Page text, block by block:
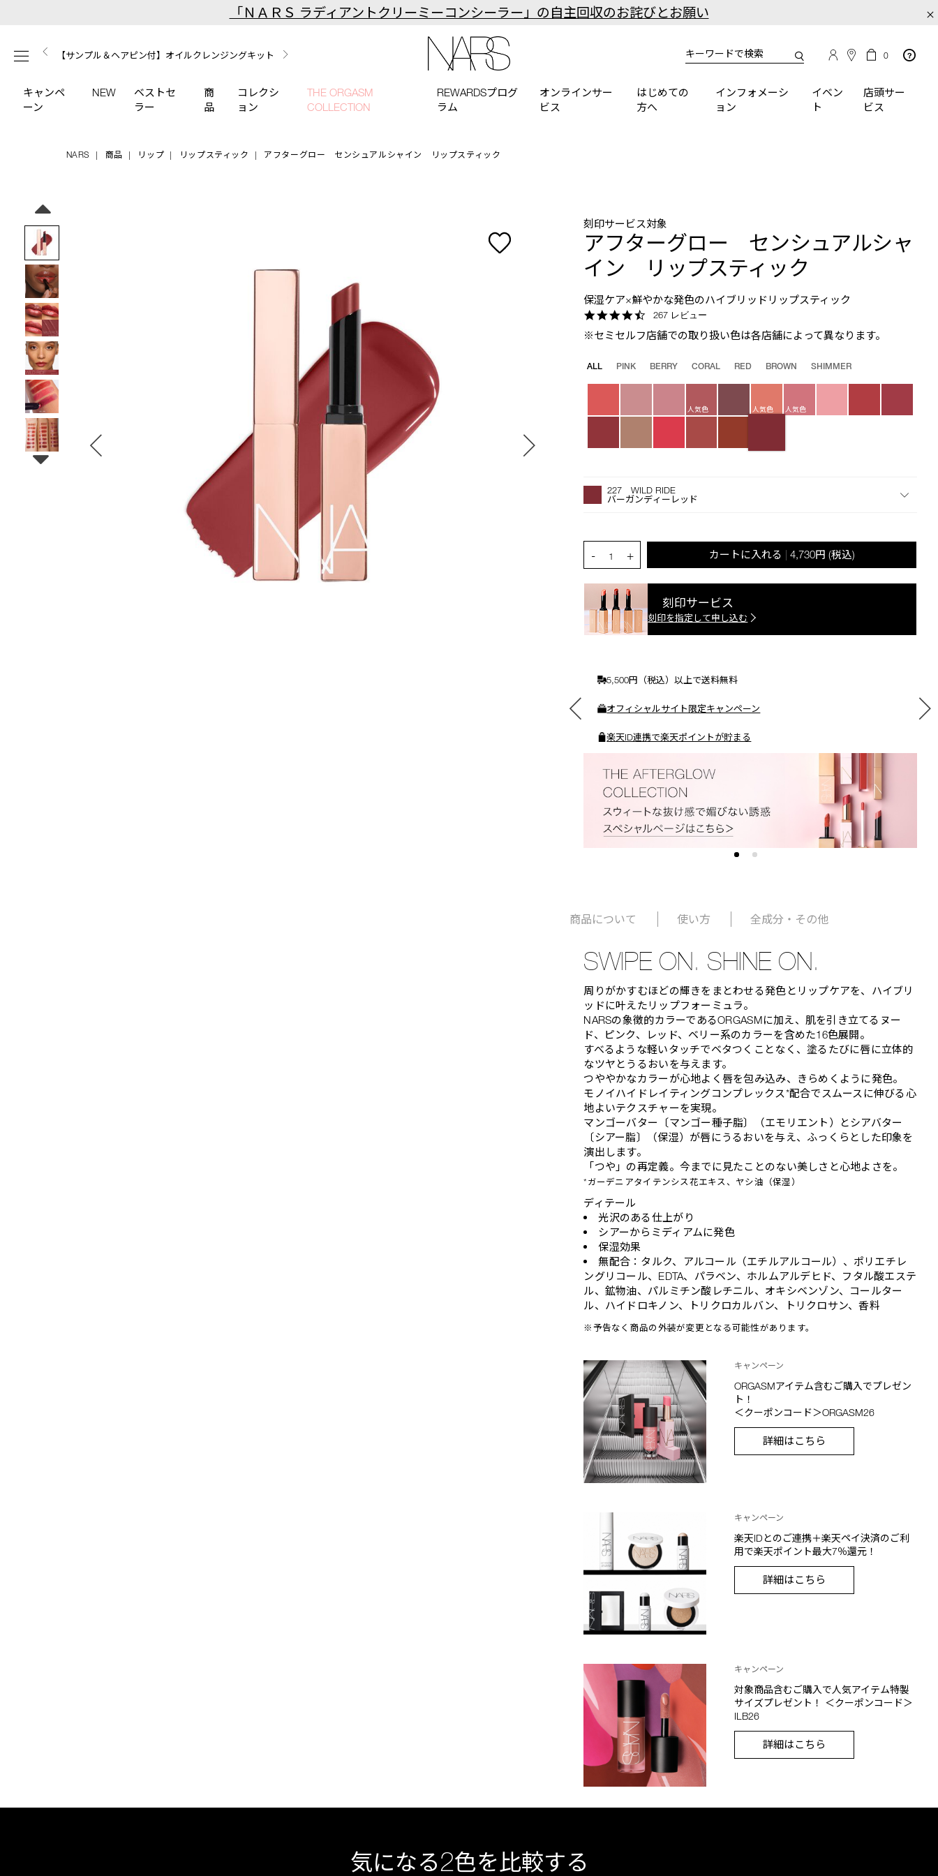
content
×
「ＮＡＲＳ ラディアントクリーミーコンシーラー」の自主回収のお詫びとお願い
メニュー
【ミニパフプレゼント】新リキッドブラッシュご購入でプ
レゼント
【はじめての購入はこちらから】新リキッドブラッシュス
ターターキット
【サンプル＆ヘアピン付】オイルクレンジングキット
【ギフトショッパープレゼント】カラーアイテムをあの人
へのプレゼントに
【ポーチ＆ブラッシュプレゼント】ORGASM CAMPAIGN
キャンペ
ーン
NEW
ベストセ
ラー
商
品
コレクシ
ョン
THE ORGASM
COLLECTION
REWARDSプログ
ラム
オンラインサー
ビス
はじめての
方へ
インフォメーシ
ョン
イベン
ト
店頭サー
ビス
カ
タ
検
use
on
your
mobile
device)
access
the
suggestions
as
or
form
for
entered.
カ
の
商
品
0
NARS 商品 リップ リップスティック アフターグロー センシュアルシャイン リップスティック
/afterglow-
lipstick-
227/4535683211406.html
4535683211406
刻印サービス対象
アフターグロー センシュアルシャ
イン リップスティック
保湿ケア×鮮やかな発色のハイブリッドリップスティック
4.6
rating
267 レビュー
※セミセルフ店舗での取り扱い色は各店舗によって異なります。
シ
ン
ALL PINK BERRY CORAL RED BROWN SHIMMER
人気色 人気色 人気色
プ
を
カ
ー
ト
入
れ
Actions227 WILD RIDE
バーガンディーレッド
- 1 + カートに入れる 4,730円 (税込)
刻印サービス
刻印を指定して申し込む
5,500円（税込）以上で送料無料
オフィシャルサイト限定キャンペーン
楽天ID連携で楽天ポイントが貯まる
商品について 使い方 全成分・その他
SWIPE ON. SHINE ON.
周りがかすむほどの輝きをまとわせる発色とリップケアを、ハイブリ
ッドに叶えたリップフォーミュラ。
NARSの象徴的カラーであるORGASMに加え、肌を引き立てるヌー
ド、ピンク、レッド、ベリー系のカラーを含めた16色展開。
すべるような軽いタッチでベタつくことなく、塗るたびに唇に立体的
なツヤとうるおいを与えます。
つややかなカラーが心地よく唇を包み込み、きらめくように発色。
モノイハイドレイティングコンプレックス*配合でスムースに伸びる心
地よいテクスチャーを実現。
マンゴーバター〔マンゴー種子脂〕（エモリエント）とシアバター
〔シアー脂〕（保湿）が唇にうるおいを与え、ふっくらとした印象を
演出します。
「つや」の再定義。今までに見たことのない美しさと心地よさを。
*ガーデニアタイテンシス花エキス、ヤシ油（保湿）
ディテール
光沢のある仕上がり
シアーからミディアムに発色
保湿効果
無配合：タルク、アルコール（エチルアルコール）、ポリエチレ
ングリコール、EDTA、パラベン、ホルムアルデヒド、フタル酸エステ
ル、鉱物油、パルミチン酸レチニル、オキシベンゾン、コールター
ル、ハイドロキノン、トリクロカルバン、トリクロサン、香料
※予告なく商品の外装が変更となる可能性があります。
キャンペーン
ORGASMアイテム含むご購入でプレゼン
ト！
＜クーポンコード＞ORGASM26
詳細はこちら
キャンペーン
楽天IDとのご連携＋楽天ペイ決済のご利
用で楽天ポイント最大7％還元！
詳細はこちら
キャンペーン
対象商品含むご購入で人気アイテム特製
サイズプレゼント！ ＜クーポンコード＞
ILB26
詳細はこちら
気になる2色を比較する